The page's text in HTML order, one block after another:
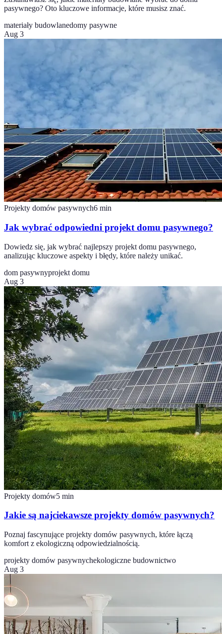
pasywnego? Oto kluczowe informacje, które musisz znać.
materiały budowlanedomy pasywne
Aug 3
Projekty domów pasywnych6 min
Jak wybrać odpowiedni projekt domu pasywnego?
Dowiedz się, jak wybrać najlepszy projekt domu pasywnego,
analizując kluczowe aspekty i błędy, które należy unikać.
dom pasywnyprojekt domu
Aug 3
Projekty domów5 min
Jakie są najciekawsze projekty domów pasywnych?
Poznaj fascynujące projekty domów pasywnych, które łączą
komfort z ekologiczną odpowiedzialnością.
projekty domów pasywnychekologiczne budownictwo
Aug 3